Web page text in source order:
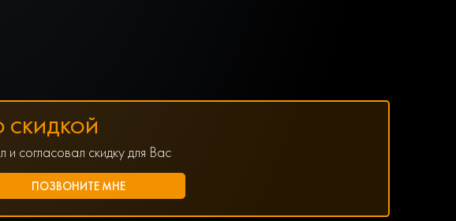
СКИДКОЙ
согласовал скидку для Вас